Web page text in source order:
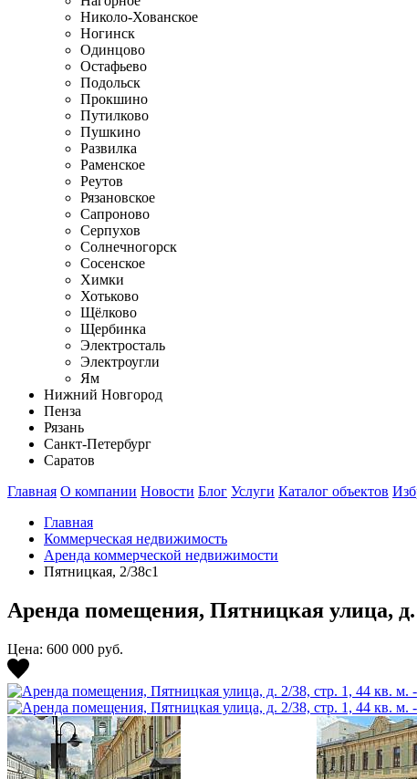
Николо-Хованское
Ногинск
Одинцово
Остафьево
Подольск
Прокшино
Путилково
Пушкино
Развилка
Раменское
Реутов
Рязановское
Сапроново
Серпухов
Солнечногорск
Сосенское
Химки
Хотьково
Щёлково
Щербинка
Электросталь
Электроугли
Ям
Нижний Новгород
Пенза
Рязань
Санкт-Петербург
Саратов
Главная О компании Новости Блог Услуги Каталог объектов
Главная
Коммерческая недвижимость
Аренда коммерческой недвижимости
Пятницкая, 2/38c1
Аренда помещения, Пятницкая улица, д.
Цена: 600 000 руб.